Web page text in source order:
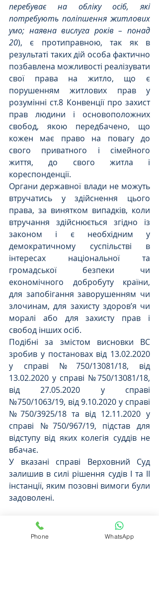
перебуває на обліку осіб, які
потребують поліпшення житлових
умо; наявна вислуга років – понад
20), є протиправною, так як в
результаті таких дій особа фактично
позбавлена можливості реалізувати
свої права на житло, що є
порушенням житлових прав у
розумінні ст.8 Конвенції про захист
прав людини і основоположних
свобод, якою передбачено, що
кожен має право на повагу до
свого приватного і сімейного
життя, до свого житла і
кореспонденції.
Органи державної влади не можуть
втручатись у здійснення цього
права, за винятком випадків, коли
втручання здійснюється згідно із
законом і є необхідним у
демократичному суспільстві в
інтересах національної та
громадської безпеки чи
економічного добробуту країни,
для запобігання заворушенням чи
злочинам, для захисту здоров’я чи
моралі або для захисту прав і
свобод інших осіб.
Подібні за змістом висновки ВС
зробив у постановах від 13.02.2020
у справі №750/13081/18, від
13.02.2020 у справі №750/13081/18,
від 27.05.2020 у справі
№750/1063/19, від 9.10.2020 у справі
№750/3925/18 та від 12.11.2020 у
справі №750/967/19, підстав для
відступу від яких колегія суддів не
вбачає.
У вказані справі Верховний Суд
залишив в силі рішення судів І та ІІ
інстанції, яким позовні вимоги були
задоволені.
Повний текст рішення суду
Phone WhatsApp